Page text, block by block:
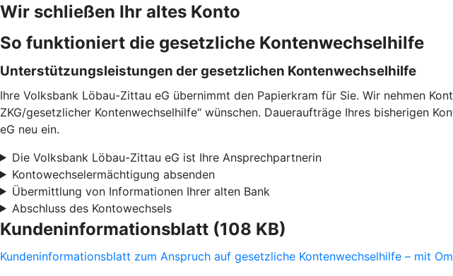
Wir schließen Ihr altes Konto
So funktioniert die gesetzliche Kontenwechselhilfe
Unterstützungsleistungen der gesetzlichen Kontenwechselhilfe
Ihre Volksbank Löbau-Zittau eG übernimmt den Papierkram für Sie. Wir nehmen
ZKG/gesetzlicher Kontenwechselhilfe“ wünschen. Daueraufträge Ihres bisherigen
eG neu ein.
Die Volksbank Löbau-Zittau eG ist Ihre Ansprechpartnerin
Kontowechselermächtigung absenden
Übermittlung von Informationen Ihrer alten Bank
Abschluss des Kontowechsels
Kundeninformationsblatt (108 KB)
Kundeninformationsblatt zum Anspruch auf gesetzliche Kontenwechselhilfe – mit